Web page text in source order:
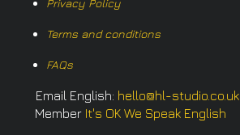
Privacy Policy
Terms and conditions
FAQs
Email English: hello@hl-studio.co.uk
Member It's OK We Speak English